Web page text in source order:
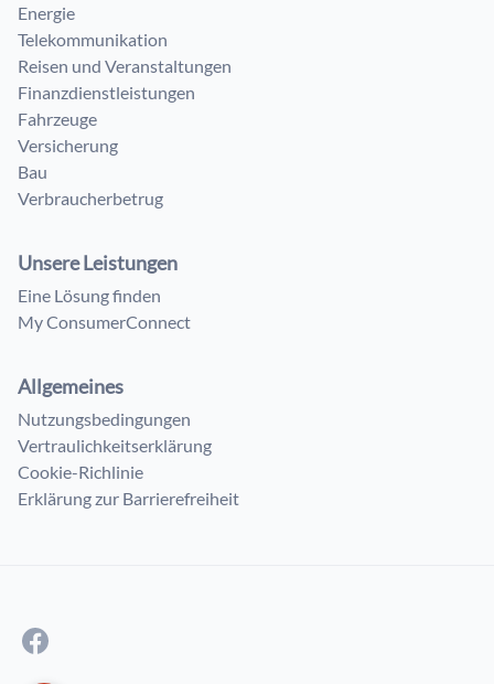
Energie
Telekommunikation
Reisen und Veranstaltungen
Finanzdienstleistungen
Fahrzeuge
Versicherung
Bau
Verbraucherbetrug
Unsere Leistungen
Eine Lösung finden
My ConsumerConnect
Allgemeines
Nutzungsbedingungen
Vertraulichkeitserklärung
Cookie-Richlinie
Erklärung zur Barrierefreiheit